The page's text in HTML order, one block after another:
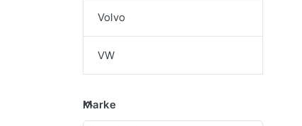
Volvo
VW
Marke